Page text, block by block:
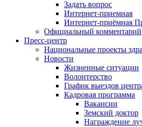
Задать вопрос
Интернет-приемная
Интернет-приёмная
Официальный комментарий
Пресс-центр
Национальные проекты
Новости
Жизненные ситуации
Волонтерство
График выездов
Кадровая программа
Вакансии
Земский доктор
Награждение